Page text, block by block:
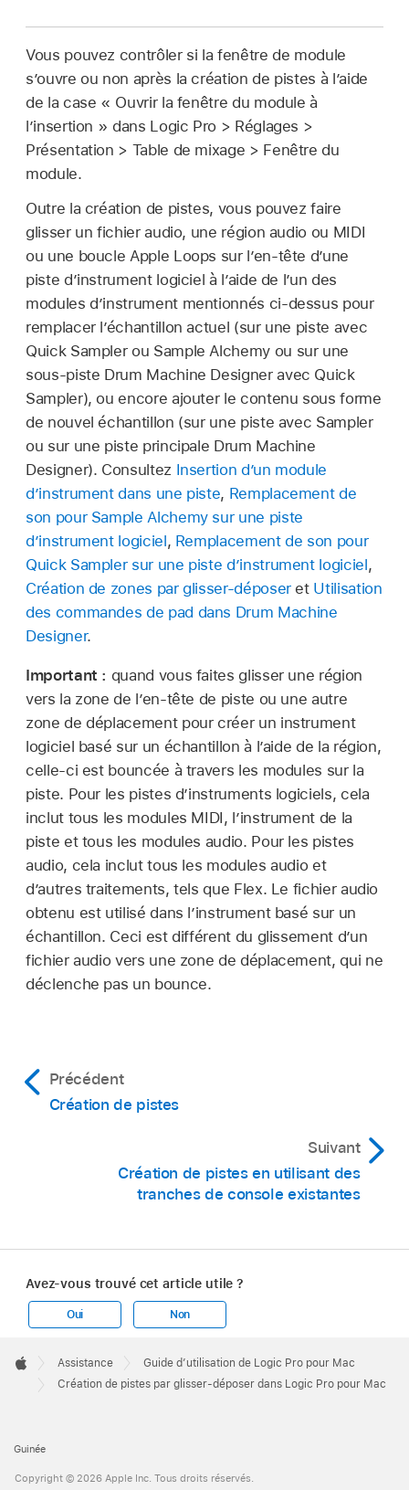
faut créer des pistes, utiliser les pistes
existantes ou placer tous les fichiers sur une
même piste.
Maintenez la touche Commande enfoncée
et faites glisser un fichier audio, une région
ou une boucle Apple Loop entre deux en-
têtes de pistes existants.
Lorsque la zone de dialogue « Créer une piste
des zones disponibles pour choisir le type de
module d’instrument employé sur la piste.
Faites glisser plusieurs fichiers audio,
régions ou boucles Apple Loops sur la zone
en dessous des en-têtes de pistes.
Maintenez la touche Commande enfoncée
et faites glisser plusieurs fichiers audio,
régions ou boucles Apple Loops entre deux
en-têtes de pistes existants.
Lorsque la zone de dialogue « Créer une piste
via » s’affiche, faites glisser les éléments sur
l’une des zones disponibles pour choisir le type
de module d’instrument employé sur la piste.
Vous pouvez contrôler si la fenêtre de module
s’ouvre ou non après la création de pistes à l’aide
de la case « Ouvrir la fenêtre du module à
l’insertion » dans Logic Pro > Réglages >
Présentation > Table de mixage > Fenêtre du
module.
Outre la création de pistes, vous pouvez faire
glisser un fichier audio, une région audio ou MIDI
ou une boucle Apple Loops sur l’en-tête d’une
piste d’instrument logiciel à l’aide de l’un des
modules d’instrument mentionnés ci-dessus pour
remplacer l’échantillon actuel (sur une piste avec
Quick Sampler ou Sample Alchemy ou sur une
sous-piste Drum Machine Designer avec Quick
Sampler), ou encore ajouter le contenu sous forme
de nouvel échantillon (sur une piste avec Sampler
ou sur une piste principale Drum Machine
Designer). Consultez Insertion d’un module
d’instrument dans une piste, Remplacement de
son pour Sample Alchemy sur une piste
d’instrument logiciel, Remplacement de son pour
Quick Sampler sur une piste d’instrument logiciel,
Création de zones par glisser-déposeret Utilisation
des commandes de pad dans Drum Machine
Designer.
Important : quand vous faites glisser une région
vers la zone de l’en-tête de piste ou une autre
zone de déplacement pour créer un instrument
logiciel basé sur un échantillon à l’aide de la région,
celle-ci est bouncée à travers les modules sur la
piste. Pour les pistes d’instruments logiciels, cela
inclut tous les modules MIDI, l’instrument de la
piste et tous les modules audio. Pour les pistes
audio, cela inclut tous les modules audio et
d’autres traitements, tels que Flex. Le fichier audio
obtenu est utilisé dans l’instrument basé sur un
échantillon. Ceci est différent du glissement d’un
fichier audio vers une zone de déplacement, qui ne
déclenche pas un bounce.
Précédent
Création de pistes
Suivant
Création de pistes en utilisant des
tranches de console existantes
Avez-vous trouvé cet article utile ?
Oui Non
Footer

Apple
Assistance
Guide d’utilisation de Logic Pro pour Mac
Création de pistes par glisser-déposer dans Logic Pro pour Mac
Guinée
Copyright © 2026 Apple Inc. Tous droits réservés.